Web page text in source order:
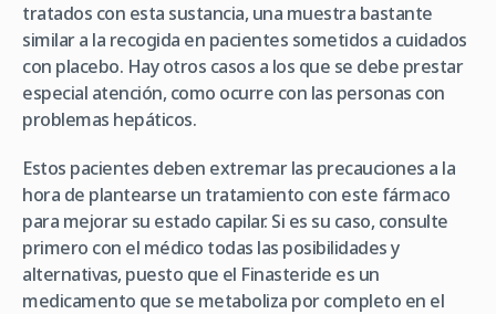
tratados con esta sustancia, una muestra bastante
similar a la recogida en pacientes sometidos a cuidados
con placebo. Hay otros casos a los que se debe prestar
especial atención, como ocurre con las personas con
problemas hepáticos.
Estos pacientes deben extremar las precauciones a la
hora de plantearse un tratamiento con este fármaco
para mejorar su estado capilar. Si es su caso, consulte
primero con el médico todas las posibilidades y
alternativas, puesto que el Finasteride es un
medicamento que se metaboliza por completo en el